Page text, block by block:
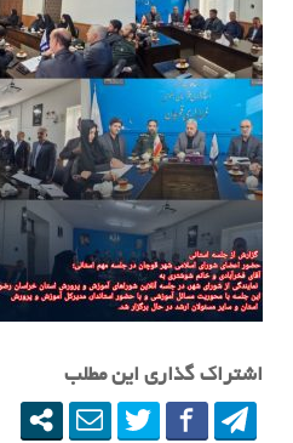
اشتراک گذاری این مطلب